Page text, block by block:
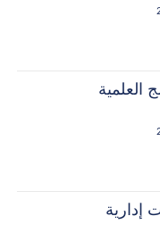
العلمية
إدارية